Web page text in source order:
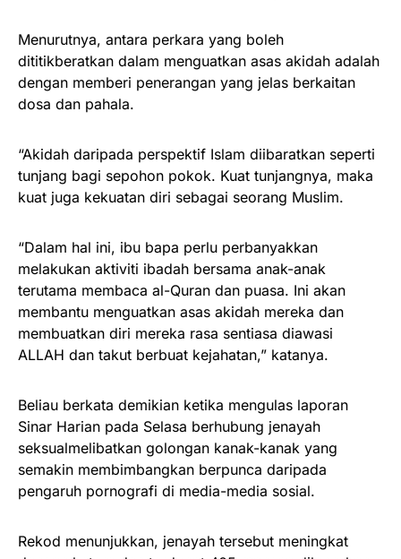
Menurutnya, antara perkara yang boleh
dititikberatkan dalam menguatkan asas akidah adalah
dengan memberi penerangan yang jelas berkaitan
dosa dan pahala.
“Akidah daripada perspektif Islam diibaratkan seperti
tunjang bagi sepohon pokok. Kuat tunjangnya, maka
kuat juga kekuatan diri sebagai seorang Muslim.
“Dalam hal ini, ibu bapa perlu perbanyakkan
melakukan aktiviti ibadah bersama anak-anak
terutama membaca al-Quran dan puasa. Ini akan
membantu menguatkan asas akidah mereka dan
membuatkan diri mereka rasa sentiasa diawasi
ALLAH dan takut berbuat kejahatan,” katanya.
Beliau berkata demikian ketika mengulas laporan
Sinar Harian pada Selasa berhubung jenayah
seksualmelibatkan golongan kanak-kanak yang
semakin membimbangkan berpunca daripada
pengaruh pornografi di media-media sosial.
Rekod menunjukkan, jenayah tersebut meningkat